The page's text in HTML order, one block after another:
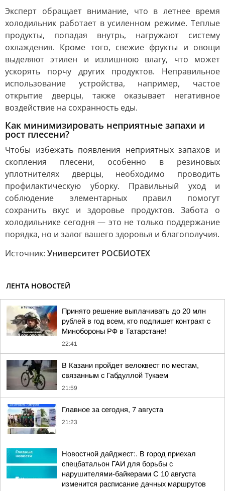
Эксперт обращает внимание, что в летнее время
холодильник работает в усиленном режиме. Теплые
продукты, попадая внутрь, нагружают систему
охлаждения. Кроме того, свежие фрукты и овощи
выделяют этилен и излишнюю влагу, что может
ускорять порчу других продуктов. Неправильное
использование устройства, например, частое
открытие дверцы, также оказывает негативное
воздействие на сохранность еды.
Как минимизировать неприятные запахи и
рост плесени?
Чтобы избежать появления неприятных запахов и
скопления плесени, особенно в резиновых
уплотнителях дверцы, необходимо проводить
профилактическую уборку. Правильный уход и
соблюдение элементарных правил помогут
сохранить вкус и здоровье продуктов. Забота о
холодильнике сегодня — это не только поддержание
порядка, но и залог вашего здоровья и благополучия.
Источник: Университет РОСБИОТЕХ
ЛЕНТА НОВОСТЕЙ
Принято решение выплачивать до 20 млн
рублей в год всем, кто подпишет контракт с
Минобороны РФ в Татарстане!
22:41
В Казани пройдет велоквест по местам,
связанным с Габдуллой Тукаем
21:59
Главное за сегодня, 7 августа
21:23
Новостной дайджест:. В город приехал
спецбатальон ГАИ для борьбы с
нарушителями-байкерами С 10 августа
изменится расписание дачных маршрутов